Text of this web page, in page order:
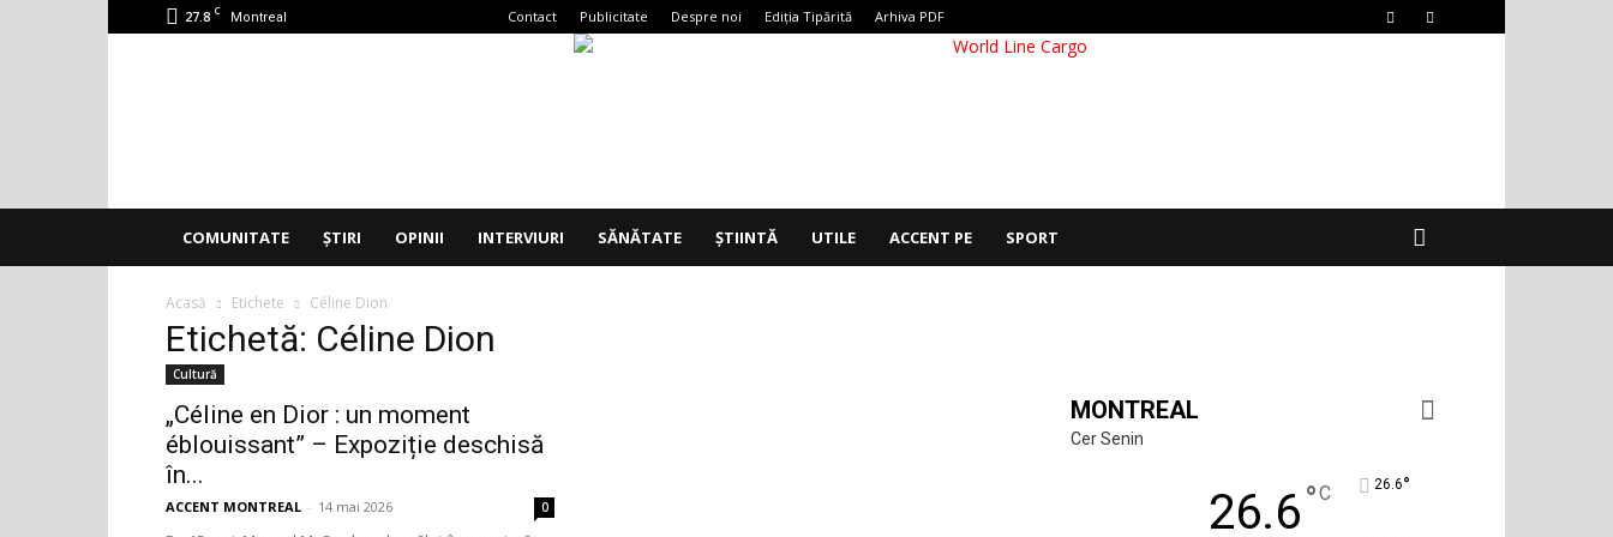
27.8 C Montreal Contact Publicitate Despre noi Ediția Tipărită Arhiva PDF
COMUNITATE ȘTIRI OPINII INTERVIURI SĂNĂTATE ȘTIINTĂ UTILE ACCENT PE SPORT
Acasă Etichete Céline Dion
Etichetă: Céline Dion
Cultură
„Céline en Dior : un moment
éblouissant” – Expoziție deschisă
în...
ACCENT MONTREAL - 14 mai 2026 0
MONTREAL
Cer Senin
26.6°C 26.6°